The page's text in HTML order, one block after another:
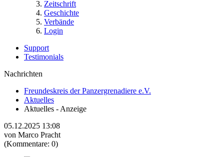
Zeitschrift
Geschichte
Verbände
Login
Support
Testimonials
Nachrichten
Freundeskreis der Panzergrenadiere e.V.
Aktuelles
Aktuelles - Anzeige
05.12.2025 13:08
von Marco Pracht
(Kommentare: 0)